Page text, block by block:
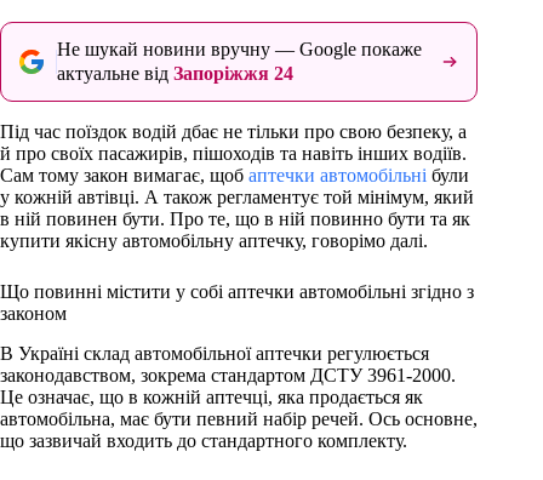
Не шукай новини вручну — Google покаже
актуальне від Запоріжжя 24
Під час поїздок водій дбає не тільки про свою безпеку, а
й про своїх пасажирів, пішоходів та навіть інших водіїв.
Сам тому закон вимагає, щоб аптечки автомобільні були
у кожній автівці. А також регламентує той мінімум, який
в ній повинен бути. Про те, що в ній повинно бути та як
купити якісну автомобільну аптечку, говорімо далі.
Що повинні містити у собі аптечки автомобільні згідно з
законом
В Україні склад автомобільної аптечки регулюється
законодавством, зокрема стандартом ДСТУ 3961-2000.
Це означає, що в кожній аптечці, яка продається як
автомобільна, має бути певний набір речей. Ось основне,
що зазвичай входить до стандартного комплекту.